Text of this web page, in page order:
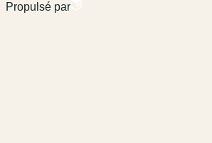
Propulsé par